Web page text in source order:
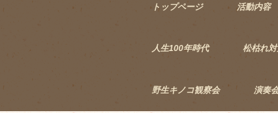
トップページ 活動内容
人生100年時代 松枯れ
野生キノコ観察会 演奏